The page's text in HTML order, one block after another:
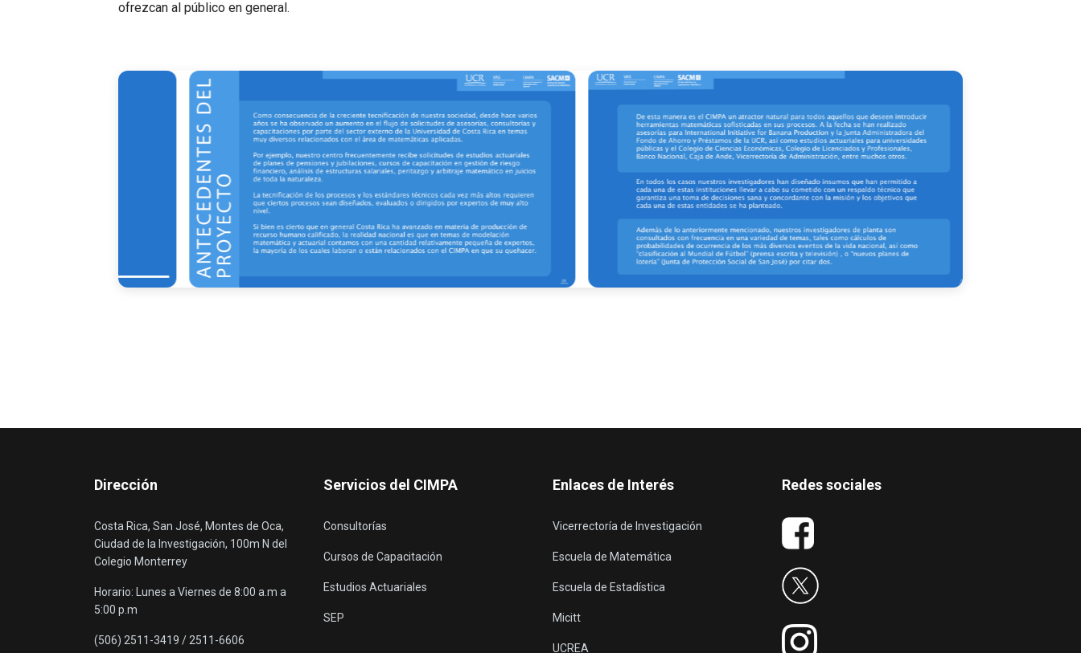
ofrezcan al público en general.
Dirección
Costa Rica, San José, Montes de Oca,
Ciudad de la Investigación, 100m N del
Colegio Monterrey
Horario: Lunes a Viernes de 8:00 a.m a
5:00 p.m
(506) 2511-3419 / 2511-6606
Servicios del CIMPA
Consultorías
Cursos de Capacitación
Estudios Actuariales
SEP
Enlaces de Interés
Vicerrectoría de Investigación
Escuela de Matemática
Escuela de Estadística
Micitt
UCREA
Redes sociales